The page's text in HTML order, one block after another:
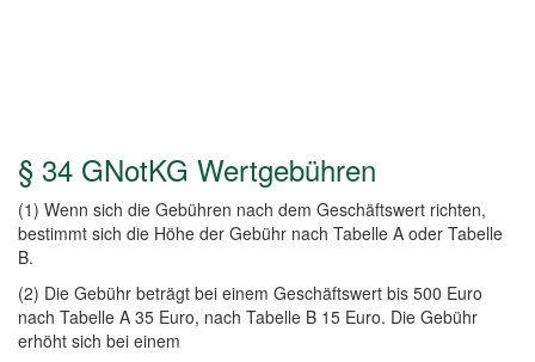
§ 34 GNotKG Wertgebühren
(1) Wenn sich die Gebühren nach dem Geschäftswert richten,
bestimmt sich die Höhe der Gebühr nach Tabelle A oder Tabelle
B.
(2) Die Gebühr beträgt bei einem Geschäftswert bis 500 Euro
nach Tabelle A 35 Euro, nach Tabelle B 15 Euro. Die Gebühr
erhöht sich bei einem